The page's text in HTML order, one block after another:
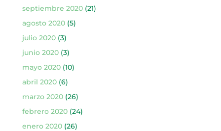
septiembre 2020(21)
agosto 2020(5)
julio 2020(3)
junio 2020(3)
mayo 2020(10)
abril 2020(6)
marzo 2020(26)
febrero 2020(24)
enero 2020(26)